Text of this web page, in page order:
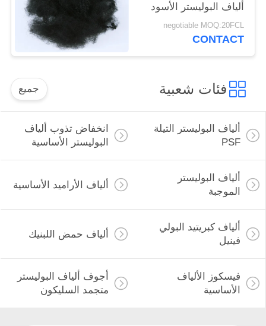
ألياف البوليستر الأسود
صفاء 6D
negotiable MOQ:20FCL
CONTACT
فئات شعبية جميع
ألياف البوليستر التيلة
PSF
انخفاض تذوب ألياف
البوليستر الأساسية
ألياف البوليستر
الموجبة
ألياف الأراميد الأساسية
ألياف كبريتيد البولي
فينيل
ألياف حمض اللبنيك
فيسكوز الألياف
الأساسية
أجوف ألياف البوليستر
متجمد السليكون